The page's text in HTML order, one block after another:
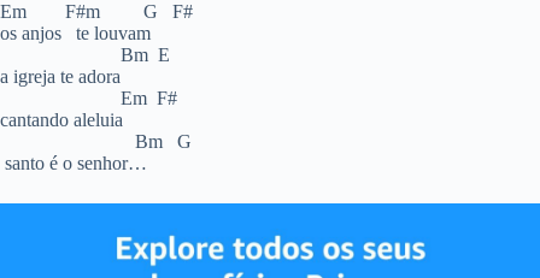
Em F#m G F#
os anjos te louvam
Bm E
a igreja te adora
Em F#
cantando aleluia
Bm G
santo é o senhor…